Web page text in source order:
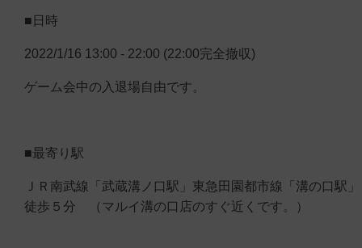
■日時
2022/1/16 13:00 - 22:00 (22:00完全撤収)
ゲーム会中の入退場自由です。
■最寄り駅
ＪＲ南武線「武蔵溝ノ口駅」東急田園都市線「溝の口駅
徒歩５分 （マルイ溝の口店のすぐ近くです。）